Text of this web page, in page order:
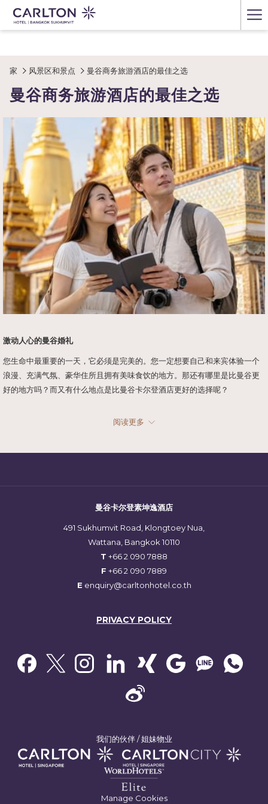
家 风景区和景点 曼谷商务旅游酒店的最佳之选
曼谷商务旅游酒店的最佳之选
激动人心的曼谷婚礼
您生命中最重要的一天，它必须是完美的。您一定想要自己和来宾体验一个
浪漫、充满气氛、豪华住所且拥有美味食饮的地方。那还有哪里是比曼谷更
好的地方吗？而又有什么地点是比曼谷卡尔登酒店更好的选择呢？
卡尔登大宴会厅- 为您的婚礼提供奢华的高度。您可以入住特别的新浪套房，
放松，这里也设有迷人地屋顶泳池与酒吧。这绝对是您这一生最难忘的回忆
烹饪艺术、新鲜度和风味所带来的独特用餐体验。中餐行政总廚林国荣
曼谷卡尔登酒店也为公干的人提供极好的设施。无论您是举办大型还是小型
的会议，我们的便利设施与餐饮服务都堪称完美。卡尔登大宴会厅能容纳
600人，非常适合举办大型企业活动。还有10间会议室备有最新的技术与设
曼谷都市之乐
曼谷是一座充活力四射的城市，您会想通过一些景点和体验充分利用您的旅
行。当您入住曼谷卡尔登酒店时，您就处于曼谷许多最伟大的冒险之旅地点
心和札都甲市集都在附近。无论您以何初衷来访，都一定会在曼谷卡尔登酒
店充分利用您的旅游活动时光
阅读更多
曼谷卡尔登素坤逸酒店
491 Sukhumvit Road, Klongtoey Nua,
Wattana, Bangkok 10110
T +66 2 090 7888
F +66 2 090 7889
E enquiry@carltonhotel.co.th
PRIVACY POLICY
我们的伙伴 / 姐妹物业
Manage Cookies